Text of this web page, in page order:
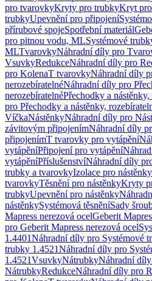
pro tvarovkyKryty pro trubkyKryt
trubkyUpevnění pro připojení
přírubové spojeSpotřební materiál
pro pitnou vodu, MLSystémové
MLTvarovkyNáhradní díly pro
VsuvkyRedukceNáhradní díly pro
pro KolenaT tvarovkyNáhradní díly
nerozebíratelnéNáhradní díly pro
nerozebíratelnéPřechodky a
pro Přechodky a nástěnky,
VíčkaNástěnkyNáhradní díly pro
závitovým připojenímNáhradní díly
připojenímT tvarovky pro vytápění
vytápěníPřipojení pro vytápění
vytápěníPříslušenstvíNáhradní díly
trubky a tvarovkyIzolace pro nástěnky
tvarovkyTěsnění pro nástěnkyKryty
trubkyUpevnění pro nástěnky
nástěnkySystémová těsněníSady
Mapress nerezová ocelGeberit
pro Geberit Mapress nerezová ocel
1.4401Náhradní díly pro Systémové
trubky 1.4521Náhradní díly pro
1.4521VsuvkyNátrubkyNáhradní
NátrubkyRedukceNáhradní díly pro